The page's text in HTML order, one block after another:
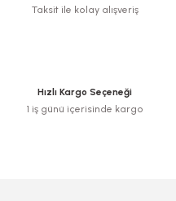
Taksit ile kolay alışveriş
Hızlı Kargo Seçeneği
1 iş günü içerisinde kargo